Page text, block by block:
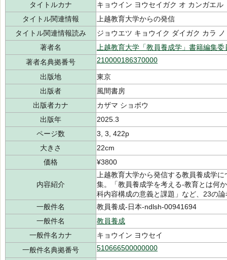
タイトルカナ
キョウイン ヨウセイガク オ カンガエル
タイトル関連情報
上越教育大学からの発信
タイトル関連情報読み
ジョウエツ キョウイク ダイガク カラ
著者名
上越教育大学「教員養成学」書籍編集委
著者名典拠番号
210000186370000
出版地
東京
出版者
風間書房
出版者カナ
カザマ ショボウ
出版年
2025.3
ページ数
3, 3, 422p
大きさ
22cm
価格
¥3800
内容紹介
上越教育大学から発信する教員養成学
集。「教員養成学を考える-教育とは何
科内容構成の意義と課題」など、23の
一般件名
教員養成-日本-ndlsh-00941694
一般件名
教員養成
一般件名カナ
キョウイン ヨウセイ
一般件名典拠番号
510666500000000